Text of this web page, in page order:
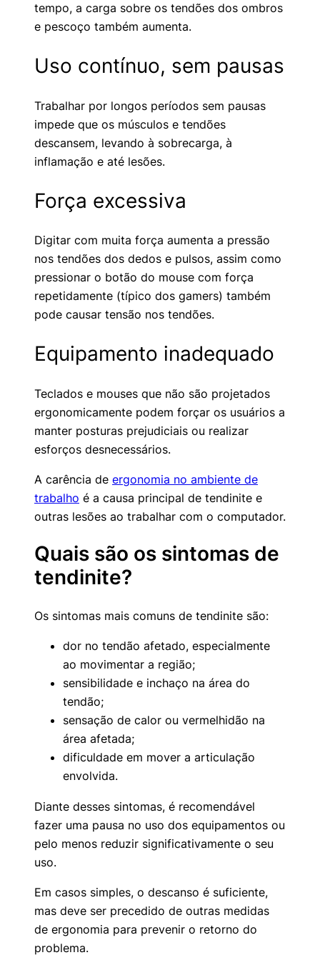
tempo, a carga sobre os tendões dos ombros
e pescoço também aumenta.
Uso contínuo, sem pausas
Trabalhar por longos períodos sem pausas
impede que os músculos e tendões
descansem, levando à sobrecarga, à
inflamação e até lesões.
Força excessiva
Digitar com muita força aumenta a pressão
nos tendões dos dedos e pulsos, assim como
pressionar o botão do mouse com força
repetidamente (típico dos gamers) também
pode causar tensão nos tendões.
Equipamento inadequado
Teclados e mouses que não são projetados
ergonomicamente podem forçar os usuários a
manter posturas prejudiciais ou realizar
esforços desnecessários.
A carência de ergonomia no ambiente de
trabalho é a causa principal de tendinite e
outras lesões ao trabalhar com o computador.
Quais são os sintomas de
tendinite?
Os sintomas mais comuns de tendinite são:
dor no tendão afetado, especialmente
ao movimentar a região;
sensibilidade e inchaço na área do
tendão;
sensação de calor ou vermelhidão na
área afetada;
dificuldade em mover a articulação
envolvida.
Diante desses sintomas, é recomendável
fazer uma pausa no uso dos equipamentos ou
pelo menos reduzir significativamente o seu
uso.
Em casos simples, o descanso é suficiente,
mas deve ser precedido de outras medidas
de ergonomia para prevenir o retorno do
problema.